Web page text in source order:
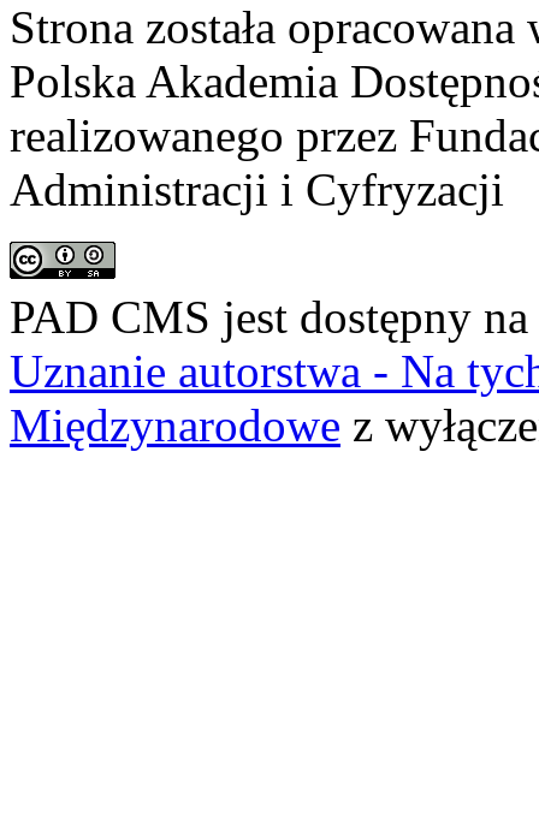
Strona została
Polska Akademia
realizowanego przez
Administracji i Cyfryzacji
PAD CMS jest dostępny na
Uznanie autorstwa - Na
Międzynarodowe z